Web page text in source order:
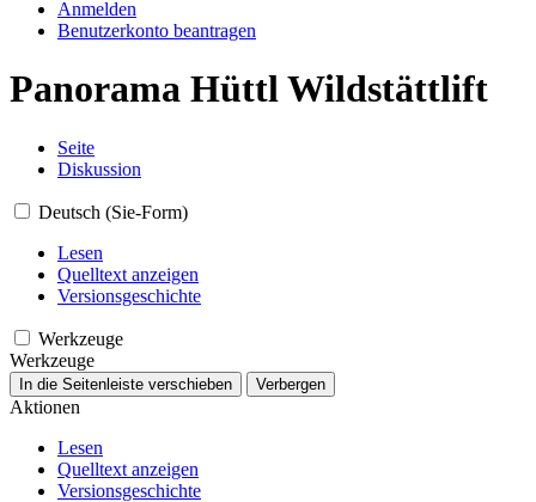
Anmelden
Benutzerkonto beantragen
Panorama Hüttl Wildstättlift
Seite
Diskussion
Deutsch (Sie-Form)
Lesen
Quelltext anzeigen
Versionsgeschichte
Werkzeuge
Werkzeuge
In die Seitenleiste verschieben Verbergen
Aktionen
Lesen
Quelltext anzeigen
Versionsgeschichte